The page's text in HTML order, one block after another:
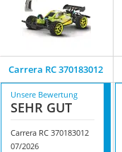
Carrera RC 370183012
Unsere Bewertung
SEHR GUT
Carrera RC 370183012
07/2026